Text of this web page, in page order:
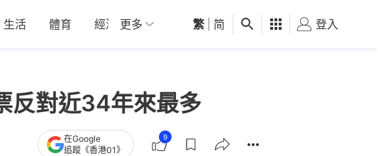
生活 體育 經濟 01深圳 觀點 健康 好食玩飛
更多 繁 简 登入
對近34年來最多
在Google
追蹤《香港01》
9